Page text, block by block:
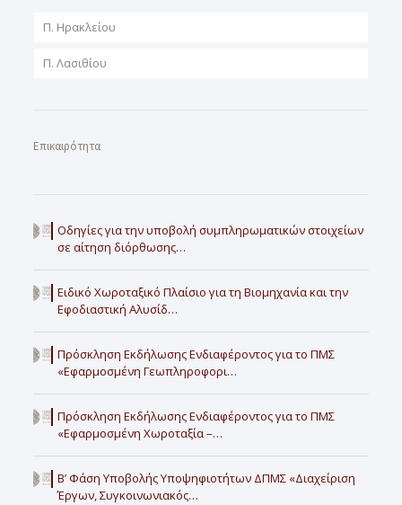
Π. Ηρακλείου
Π. Λασιθίου
Επικαιρότητα
Οδηγίες για την υποβολή συμπληρωματικών στοιχείων
σε αίτηση διόρθωσης…
Ειδικό Χωροταξικό Πλαίσιο για τη Βιομηχανία και την
Εφοδιαστική Αλυσίδ…
Πρόσκληση Εκδήλωσης Ενδιαφέροντος για το ΠΜΣ
«Εφαρμοσμένη Γεωπληροφορι…
Πρόσκληση Εκδήλωσης Ενδιαφέροντος για το ΠΜΣ
«Εφαρμοσμένη Χωροταξία –…
Β’ Φάση Υποβολής Υποψηφιοτήτων ΔΠΜΣ «Διαχείριση
Έργων, Συγκοινωνιακός…